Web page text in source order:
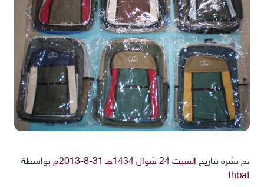
تم نشره بتاريخ السبت 24 شوال 1434هـ 31-8-2013م
بواسطة
thbat